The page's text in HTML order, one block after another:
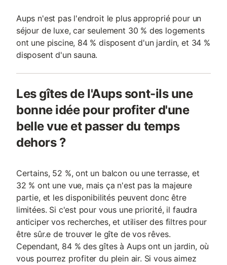
Aups n'est pas l'endroit le plus approprié pour un
séjour de luxe, car seulement 30 % des logements
ont une piscine, 84 % disposent d'un jardin, et 34 %
disposent d'un sauna.
Les gîtes de l'Aups sont-ils une
bonne idée pour profiter d'une
belle vue et passer du temps
dehors ?
Certains, 52 %, ont un balcon ou une terrasse, et
32 % ont une vue, mais ça n'est pas la majeure
partie, et les disponibilités peuvent donc être
limitées. Si c'est pour vous une priorité, il faudra
anticiper vos recherches, et utiliser des filtres pour
être sûr.e de trouver le gîte de vos rêves.
Cependant, 84 % des gîtes à Aups ont un jardin, où
vous pourrez profiter du plein air. Si vous aimez